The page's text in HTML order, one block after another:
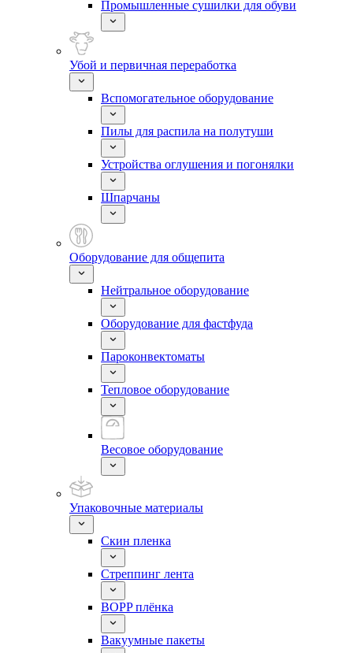
Промышленные сушилки для обуви
Убой и первичная переработка
Вспомогательное оборудование
Пилы для распила на полутуши
Устройства оглушения и погонялки
Шпарчаны
Оборудование для общепита
Нейтральное оборудование
Оборудование для фастфуда
Пароконвектоматы
Тепловое оборудование
Весовое оборудование
Упаковочные материалы
Скин пленка
Стреппинг лента
BOPP плёнка
Вакуумные пакеты